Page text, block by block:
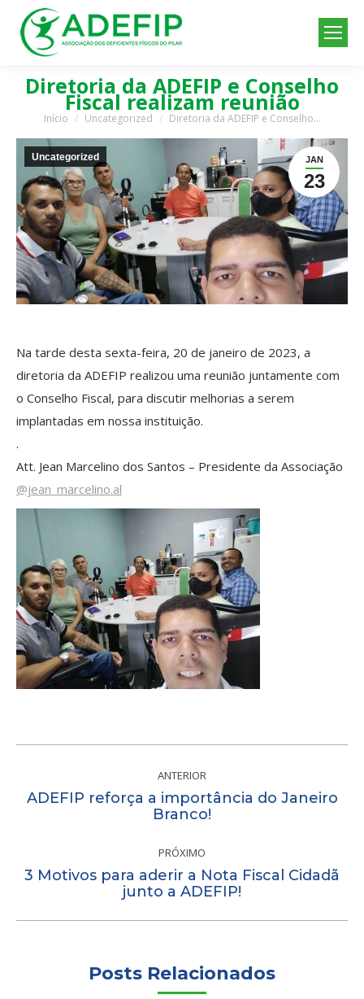
Diretoria da ADEFIP e Conselho
Fiscal realizam reunião
Você está aqui:
Início Uncategorized Diretoria da ADEFIP e Conselho…
JAN
23
Uncategorized
Na tarde desta sexta-feira, 20 de janeiro de 2023, a
diretoria da ADEFIP realizou uma reunião juntamente com
o Conselho Fiscal, para discutir melhorias a serem
implantadas em nossa instituição.
.
Att. Jean Marcelino dos Santos – Presidente da Associação
@jean_marcelino.al
post:
ANTERIOR
Post
ADEFIP reforça a importância do Janeiro
Branco!
PRÓXIMO
Próximo
3 Motivos para aderir a Nota Fiscal Cidadã
junto a ADEFIP!
Posts Relacionados